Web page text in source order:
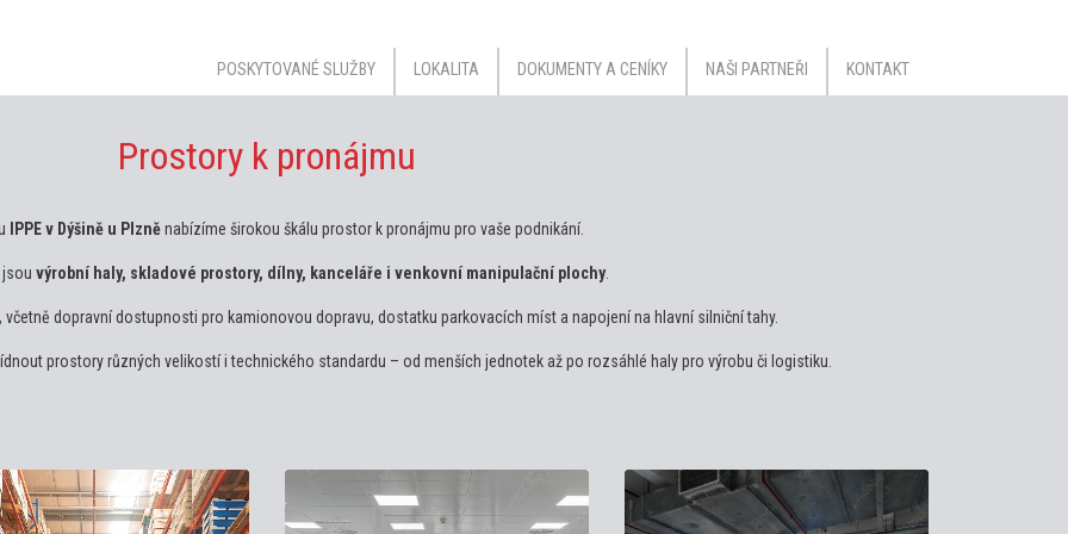
POSKYTOVANÉ SLUŽBY LOKALITA DOKUMENTY A CENÍKY NAŠI PARTNEŘI KONTAKT
Prostory k pronájmu
IPPE v Dýšině u Plzněnabízíme širokou škálu prostor k pronájmu pro vaše podnikání.
jsou výrobní haly, skladové prostory, dílny, kanceláře i venkovní manipulační plochy.
, včetně dopravní dostupnosti pro kamionovou dopravu, dostatku parkovacích míst a napojení na hlavní silniční tahy.
prostory různých velikostí i technického standardu – od menších jednotek až po rozsáhlé haly pro výrobu či logistiku.